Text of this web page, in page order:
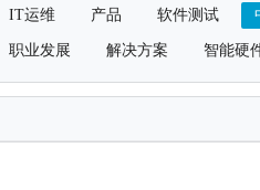
IT运维 产品 软件测试
职业发展 解决方案 智能硬